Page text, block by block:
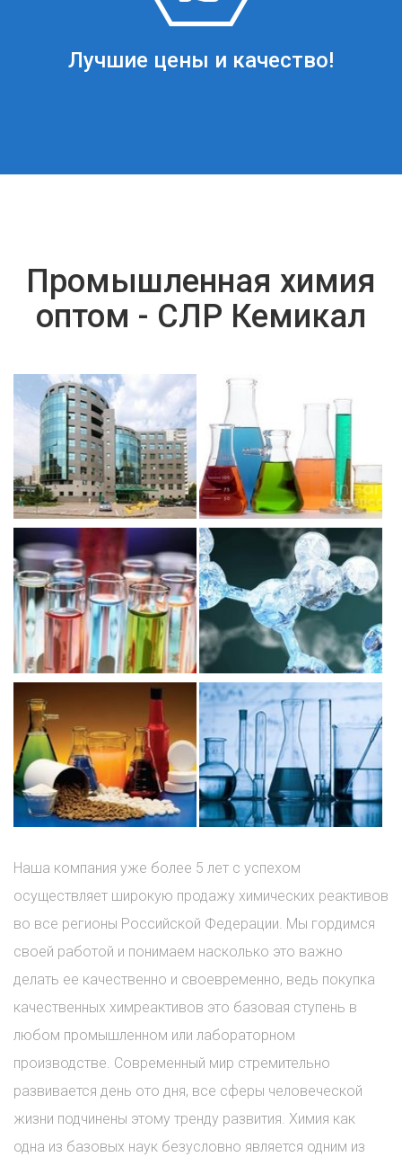
Лучшие цены и качество!
Промышленная химия
оптом - СЛР Кемикал
Наша компания уже более 5 лет с успехом
осуществляет широкую продажу химических реактивов
во все регионы Российской Федерации. Мы гордимся
своей работой и понимаем насколько это важно
делать ее качественно и своевременно, ведь покупка
качественных химреактивов это базовая ступень в
любом промышленном или лабораторном
производстве. Современный мир стремительно
развивается день ото дня, все сферы человеческой
жизни подчинены этому тренду развития. Химия как
одна из базовых наук безусловно является одним из